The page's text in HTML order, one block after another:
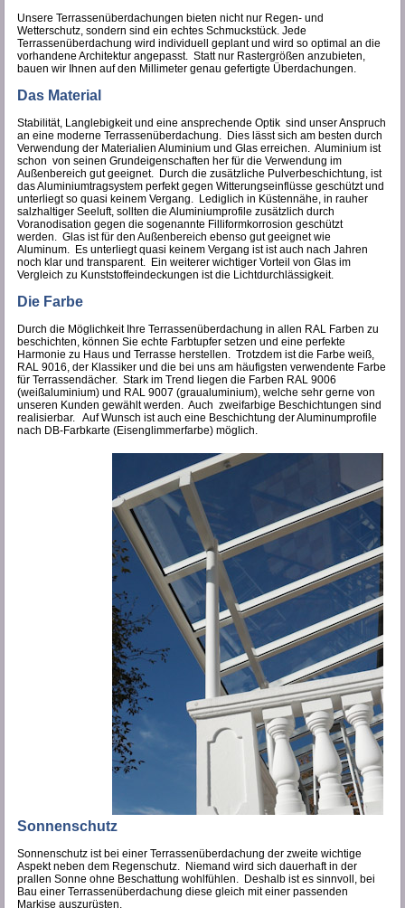
Unsere Terrassenüberdachungen bieten nicht nur Regen- und
Wetterschutz, sondern sind ein echtes Schmuckstück. Jede
Terrassenüberdachung wird individuell geplant und wird so optimal an die
vorhandene Architektur angepasst. Statt nur Rastergrößen anzubieten,
bauen wir Ihnen auf den Millimeter genau gefertigte Überdachungen.
Das Material
Stabilität, Langlebigkeit und eine ansprechende Optik sind unser Anspruch
an eine moderne Terrassenüberdachung. Dies lässt sich am besten durch
Verwendung der Materialien Aluminium und Glas erreichen. Aluminium ist
schon von seinen Grundeigenschaften her für die Verwendung im
Außenbereich gut geeignet. Durch die zusätzliche Pulverbeschichtung, ist
das Aluminiumtragsystem perfekt gegen Witterungseinflüsse geschützt und
unterliegt so quasi keinem Vergang. Lediglich in Küstennähe, in rauher
salzhaltiger Seeluft, sollten die Aluminiumprofile zusätzlich durch
Voranodisation gegen die sogenannte Filliformkorrosion geschützt
werden. Glas ist für den Außenbereich ebenso gut geeignet wie
Aluminum. Es unterliegt quasi keinem Vergang ist ist auch nach Jahren
noch klar und transparent. Ein weiterer wichtiger Vorteil von Glas im
Vergleich zu Kunststoffeindeckungen ist die Lichtdurchlässigkeit.
Die Farbe
Durch die Möglichkeit Ihre Terrassenüberdachung in allen RAL Farben zu
beschichten, können Sie echte Farbtupfer setzen und eine perfekte
Harmonie zu Haus und Terrasse herstellen. Trotzdem ist die Farbe weiß,
RAL 9016, der Klassiker und die bei uns am häufigsten verwendente Farbe
für Terrassendächer. Stark im Trend liegen die Farben RAL 9006
(weißaluminium) und RAL 9007 (graualuminium), welche sehr gerne von
unseren Kunden gewählt werden. Auch zweifarbige Beschichtungen sind
realisierbar. Auf Wunsch ist auch eine Beschichtung der Aluminumprofile
nach DB-Farbkarte (Eisenglimmerfarbe) möglich.
Sonnenschutz
Sonnenschutz ist bei einer Terrassenüberdachung der zweite wichtige
Aspekt neben dem Regenschutz. Niemand wird sich dauerhaft in der
prallen Sonne ohne Beschattung wohlfühlen. Deshalb ist es sinnvoll, bei
Bau einer Terrassenüberdachung diese gleich mit einer passenden
Markise auszurüsten.